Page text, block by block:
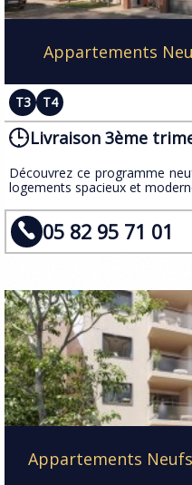
Appartements
T3 T4
Livraison 3ème
​Découvrez ce programme
logements spacieux et
05 82 95 71 01
Appartements